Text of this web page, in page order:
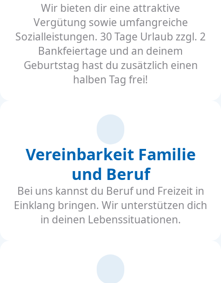
Wir bieten dir eine attraktive
Vergütung sowie umfangreiche
Sozialleistungen. 30 Tage Urlaub zzgl. 2
Bankfeiertage und an deinem
Geburtstag hast du zusätzlich einen
halben Tag frei!
Vereinbarkeit Familie
und Beruf
Bei uns kannst du Beruf und Freizeit in
Einklang bringen. Wir unterstützen dich
in deinen Lebenssituationen.